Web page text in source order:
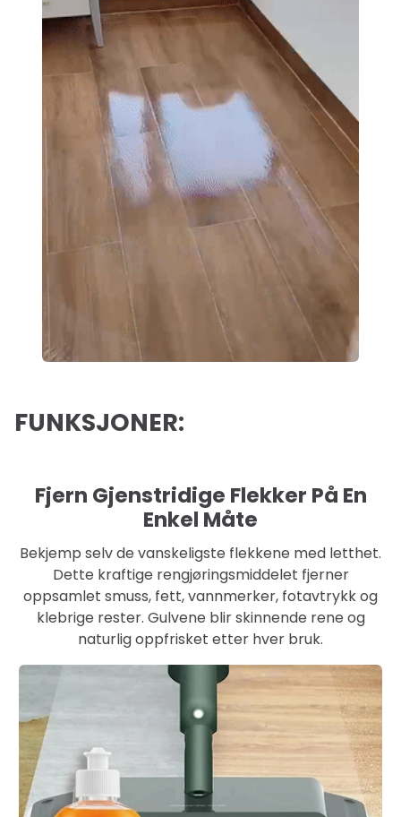
FUNKSJONER:
Fjern Gjenstridige Flekker På En
Enkel Måte
Bekjemp selv de vanskeligste flekkene med letthet.
Dette kraftige rengjøringsmiddelet fjerner
oppsamlet smuss, fett, vannmerker, fotavtrykk og
klebrige rester. Gulvene blir skinnende rene og
naturlig oppfrisket etter hver bruk.